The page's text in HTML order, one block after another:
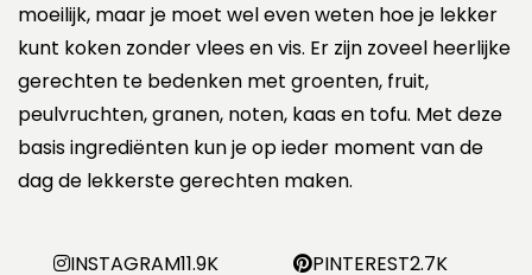
moeilijk, maar je moet wel even weten hoe je lekker
kunt koken zonder vlees en vis. Er zijn zoveel heerlijke
gerechten te bedenken met groenten, fruit,
peulvruchten, granen, noten, kaas en tofu. Met deze
basis ingrediënten kun je op ieder moment van de
dag de lekkerste gerechten maken.
INSTAGRAM11.9K PINTEREST2.7K